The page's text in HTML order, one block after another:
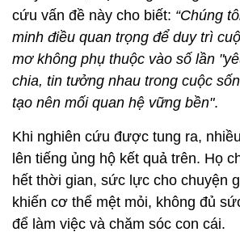
Nghiên cứu đã chỉ ra rằng, các
phúc chỉ "yêu" 1 lần/ tuần